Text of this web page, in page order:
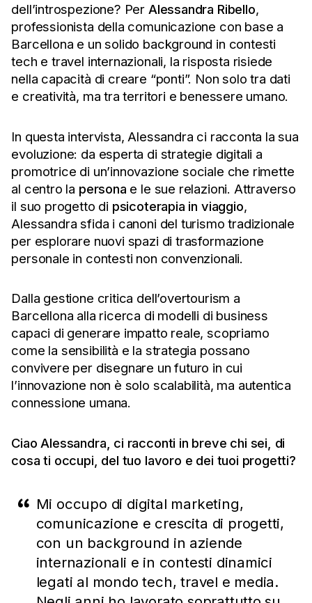
dell’introspezione? Per Alessandra Ribello,
professionista della comunicazione con base a
Barcellona e un solido background in contesti
tech e travel internazionali, la risposta risiede
nella capacità di creare “ponti”. Non solo tra dati
e creatività, ma tra territori e benessere umano.
In questa intervista, Alessandra ci racconta la sua
evoluzione: da esperta di strategie digitali a
promotrice di un’innovazione sociale che rimette
al centro la persona e le sue relazioni. Attraverso
il suo progetto di psicoterapia in viaggio,
Alessandra sfida i canoni del turismo tradizionale
per esplorare nuovi spazi di trasformazione
personale in contesti non convenzionali.
Dalla gestione critica dell’overtourism a
Barcellona alla ricerca di modelli di business
capaci di generare impatto reale, scopriamo
come la sensibilità e la strategia possano
convivere per disegnare un futuro in cui
l’innovazione non è solo scalabilità, ma autentica
connessione umana.
Ciao Alessandra, ci racconti in breve chi sei, di
cosa ti occupi, del tuo lavoro e dei tuoi progetti?
Mi occupo di digital marketing,
comunicazione e crescita di progetti,
con un background in aziende
internazionali e in contesti dinamici
legati al mondo tech, travel e media.